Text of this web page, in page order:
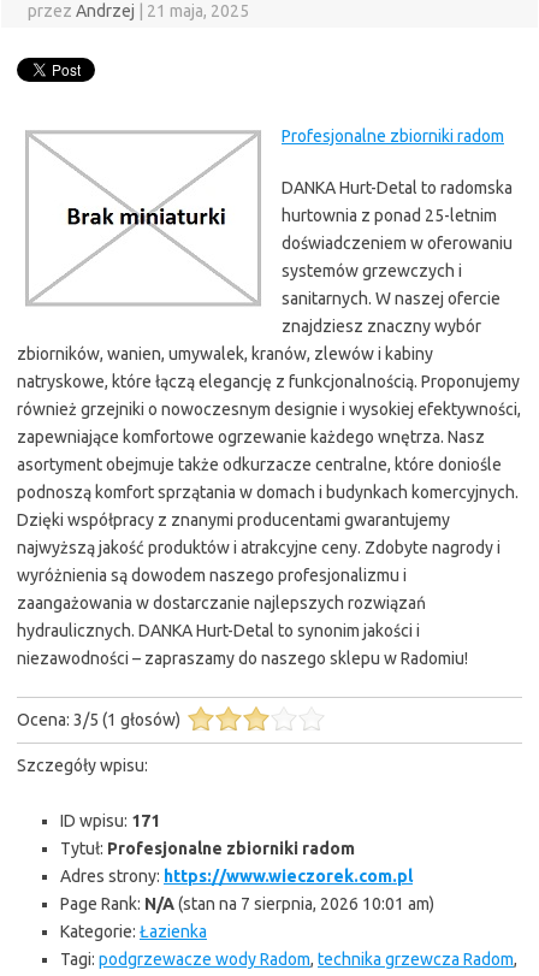
przez Andrzej 21 maja, 2025
Profesjonalne zbiorniki radom
DANKA Hurt-Detal to radomska
hurtownia z ponad 25-letnim
doświadczeniem w oferowaniu
systemów grzewczych i
sanitarnych. W naszej ofercie
znajdziesz znaczny wybór
zbiorników, wanien, umywalek, kranów, zlewów i kabiny
natryskowe, które łączą elegancję z funkcjonalnością. Proponujemy
również grzejniki o nowoczesnym designie i wysokiej efektywności,
zapewniające komfortowe ogrzewanie każdego wnętrza. Nasz
asortyment obejmuje także odkurzacze centralne, które doniośle
podnoszą komfort sprzątania w domach i budynkach komercyjnych.
Dzięki współpracy z znanymi producentami gwarantujemy
najwyższą jakość produktów i atrakcyjne ceny. Zdobyte nagrody i
wyróżnienia są dowodem naszego profesjonalizmu i
zaangażowania w dostarczanie najlepszych rozwiązań
hydraulicznych. DANKA Hurt-Detal to synonim jakości i
niezawodności – zapraszamy do naszego sklepu w Radomiu!
Ocena: 3/5 (1 głosów)
Szczegóły wpisu:
ID wpisu: 171
Tytuł: Profesjonalne zbiorniki radom
Adres strony: https://www.wieczorek.com.pl
Page Rank: N/A(stan na 7 sierpnia, 2026 10:01 am)
Kategorie: Łazienka
Tagi: podgrzewacze wody Radom, technika grzewcza Radom,